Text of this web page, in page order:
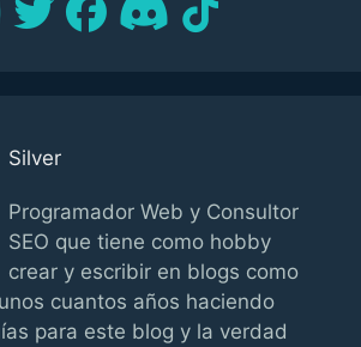
Silver
Programador Web y Consultor
SEO que tiene como hobby
crear y escribir en blogs como
cuantos años haciendo
para este blog y la verdad